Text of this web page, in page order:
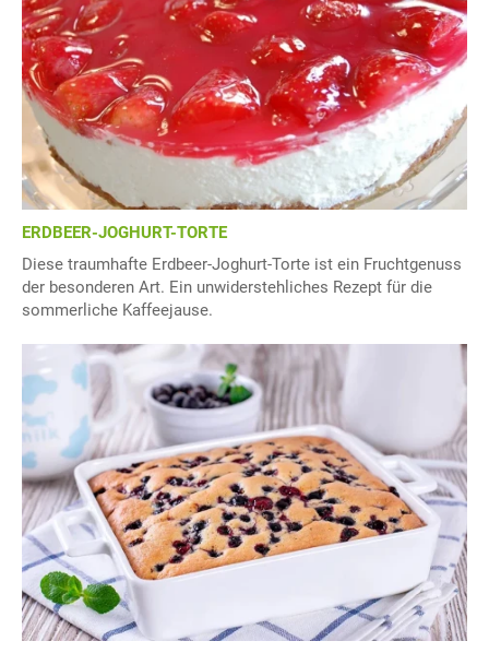
ERDBEER-JOGHURT-TORTE
Diese traumhafte Erdbeer-Joghurt-Torte ist ein Fruchtgenuss
der besonderen Art. Ein unwiderstehliches Rezept für die
sommerliche Kaffeejause.